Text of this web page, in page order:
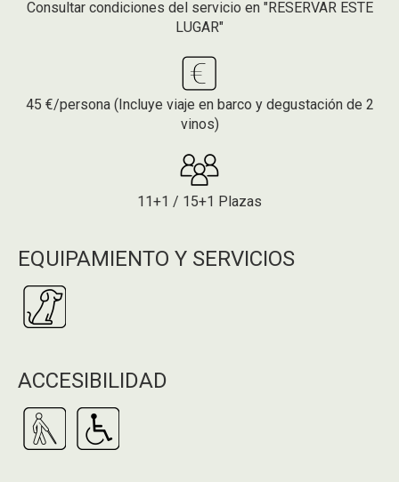
Consultar condiciones del servicio en "RESERVAR ESTE
LUGAR"
45 €/persona (Incluye viaje en barco y degustación de 2
vinos)
11+1 / 15+1 Plazas
EQUIPAMIENTO Y SERVICIOS
ACCESIBILIDAD